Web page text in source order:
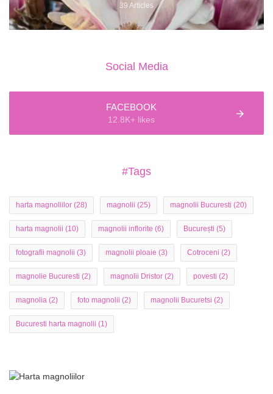
39 Articles
Social Media
FACEBOOK
12.8K+ likes
#Tags
harta magnoliilor (28) magnolii (25) magnolii Bucuresti (20)
harta magnolii (10) magnolii inflorite (6) București (5)
fotografii magnolii (3) magnolii ploaie (3) Cotroceni (2)
magnolie Bucuresti (2) magnolii Dristor (2) povesti (2)
magnolia (2) foto magnolii (2) magnolii Bucuretsi (2)
Bucuresti harta magnolii (1)